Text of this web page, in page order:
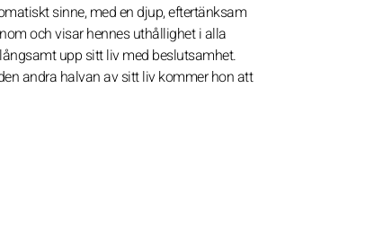
sinne, med en djup, eftertänksam
och visar hennes uthållighet i alla
upp sitt liv med beslutsamhet.
andra halvan av sitt liv kommer hon att